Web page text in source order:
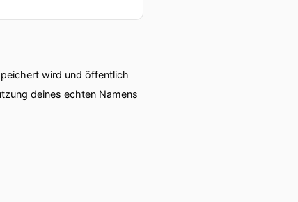
wird und öffentlich
deines echten Namens